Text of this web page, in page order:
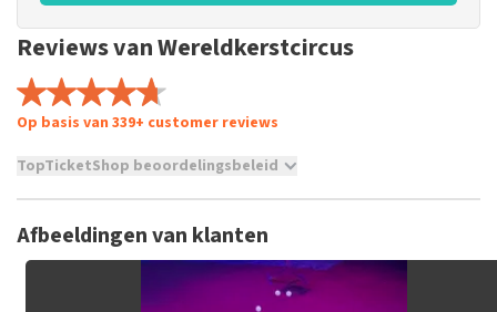
Reviews van Wereldkerstcircus
Op basis van 339+ customer reviews
TopTicketShop beoordelingsbeleid
niet mogelijk om een review achter te laten als je geen
tickets hebt aangeschaft bij TopTicketShop. Reviews met
grof taalgebruik en/of onwaarheden worden niet geplaatst.
Het kan enkele weken duren voordat een review wordt
Afbeeldingen van klanten